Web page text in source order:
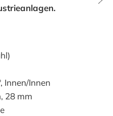
Innen/Innen
28 mm